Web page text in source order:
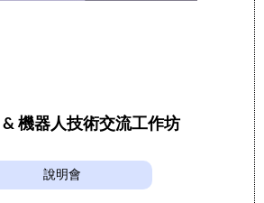
& 機器人技術交流工作坊
說明會